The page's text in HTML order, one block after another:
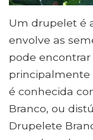
Um drupelet é
envolve as
pode
principalmente
é conhecida
Branco, ou
Drupelete